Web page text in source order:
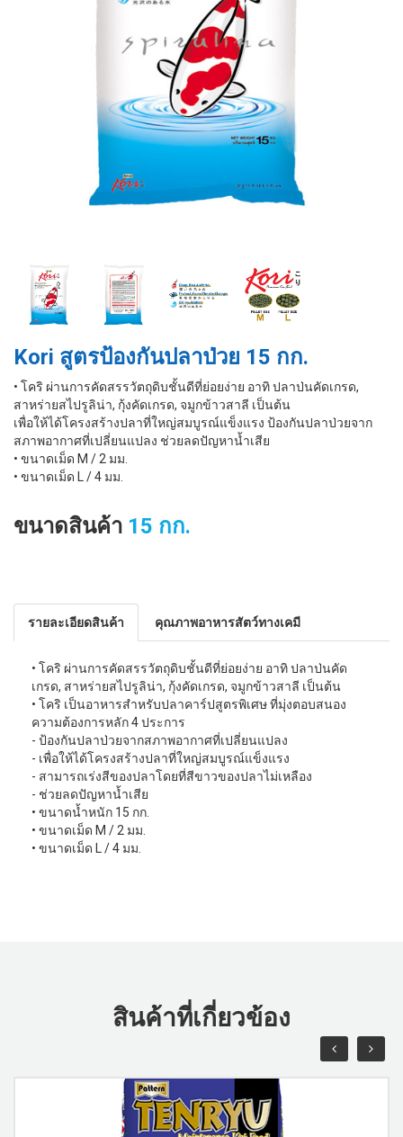
Kori สูตรป้องกันปลาป่วย 15 กก.
• โคริ ผ่านการคัดสรรวัตถุดิบชั้นดีที่ย่อยง่าย อาทิ ปลาป่นคัดเกรด,
สาหร่ายสไปรูลิน่า, กุ้งคัดเกรด, จมูกข้าวสาลี เป็นต้น
เพื่อให้ได้โครงสร้างปลาที่ใหญ่สมบูรณ์แข็งแรง ป้องกันปลาป่วยจาก
สภาพอากาศที่เปลี่ยนแปลง ช่วยลดปัญหานํ้าเสีย
• ขนาดเม็ด M / 2 มม.
• ขนาดเม็ด L / 4 มม.
ขนาดสินค้า 15 กก.
รายละเอียดสินค้า คุณภาพอาหารสัตว์ทางเคมี
• โคริ ผ่านการคัดสรรวัตถุดิบชั้นดีที่ย่อยง่าย อาทิ ปลาป่นคัด
เกรด, สาหร่ายสไปรูลิน่า, กุ้งคัดเกรด, จมูกข้าวสาลี เป็นต้น
• โคริ เป็นอาหารสำหรับปลาคาร์ปสูตรพิเศษ ที่มุ่งตอบสนอง
ความต้องการหลัก 4 ประการ
- ป้องกันปลาป่วยจากสภาพอากาศที่เปลี่ยนแปลง
- เพื่อให้ได้โครงสร้างปลาที่ใหญ่สมบูรณ์แข็งแรง
- สามารถเร่งสีของปลาโดยที่สีขาวของปลาไม่เหลือง
- ช่วยลดปัญหานํ้าเสีย
• ขนาดนํ้าหนัก 15 กก.
• ขนาดเม็ด M / 2 มม.
• ขนาดเม็ด L / 4 มม.
สินค้าที่เกี่ยวข้อง